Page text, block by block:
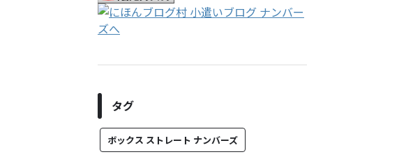
タグ
ボックス ストレート ナンバーズ